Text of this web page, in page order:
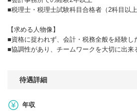
■税理士・税理士試験科目合格者（2科目以上
【求める人物像】
■資格に捉われず、会計・税務全般を経験し
■協調性があり、チームワークを大切に出来
待遇詳細
年収